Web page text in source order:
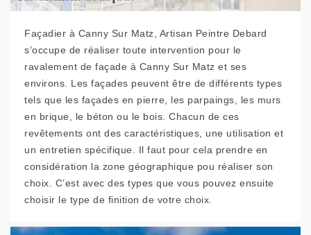
Façadier à Canny Sur Matz, Artisan Peintre Debard
s’occupe de réaliser toute intervention pour le
ravalement de façade à Canny Sur Matz et ses
environs. Les façades peuvent être de différents types
tels que les façades en pierre, les parpaings, les murs
en brique, le béton ou le bois. Chacun de ces
revêtements ont des caractéristiques, une utilisation et
un entretien spécifique. Il faut pour cela prendre en
considération la zone géographique pou réaliser son
choix. C’est avec des types que vous pouvez ensuite
choisir le type de finition de votre choix.